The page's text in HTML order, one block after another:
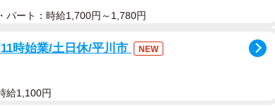
パート：時給1,700円～1,780円
時始業/土日休/平川市 NEW
給1,100円